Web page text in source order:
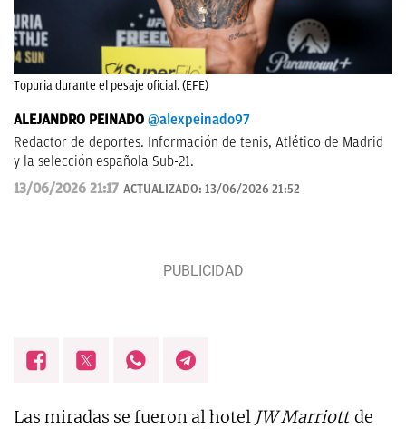
Topuria durante el pesaje oficial. (EFE)
ALEJANDRO PEINADO @alexpeinado97
Redactor de deportes. Información de tenis, Atlético de Madrid
y la selección española Sub-21.
13/06/2026 21:17 ACTUALIZADO: 13/06/2026 21:52
Las miradas se fueron al hotel JW Marriottde